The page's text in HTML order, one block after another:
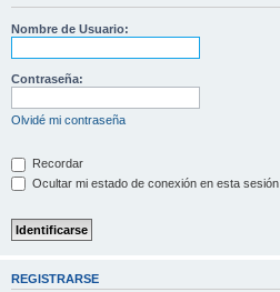
Nombre de Usuario:
Contraseña:
Olvidé mi contraseña
Recordar
Ocultar mi estado de conexión en esta sesión
REGISTRARSE